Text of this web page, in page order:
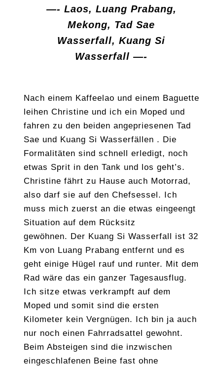
—- Laos, Luang Prabang,
Mekong, Tad Sae
Wasserfall, Kuang Si
Wasserfall —-
Nach einem Kaffeelao und einem Baguette
leihen Christine und ich ein Moped und
fahren zu den beiden angepriesenen Tad
Sae und Kuang Si Wasserfällen . Die
Formalitäten sind schnell erledigt, noch
etwas Sprit in den Tank und los geht’s.
Christine fährt zu Hause auch Motorrad,
also darf sie auf den Chefsessel. Ich
muss mich zuerst an die etwas eingeengt
Situation auf dem Rücksitz
gewöhnen. Der Kuang Si Wasserfall ist 32
Km von Luang Prabang entfernt und es
geht einige Hügel rauf und runter. Mit dem
Rad wäre das ein ganzer Tagesausflug.
Ich sitze etwas verkrampft auf dem
Moped und somit sind die ersten
Kilometer kein Vergnügen. Ich bin ja auch
nur noch einen Fahrradsattel gewohnt.
Beim Absteigen sind die inzwischen
eingeschlafenen Beine fast ohne